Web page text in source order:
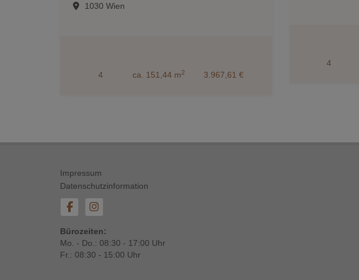
1030 Wien
4 ca. 151,44 m2 3.967,61 €
4
Impressum
Datenschutzinformation
Bürozeiten:
Mo. - Do.: 08:30 - 17:00 Uhr
Fr.: 08:30 - 15:00 Uhr